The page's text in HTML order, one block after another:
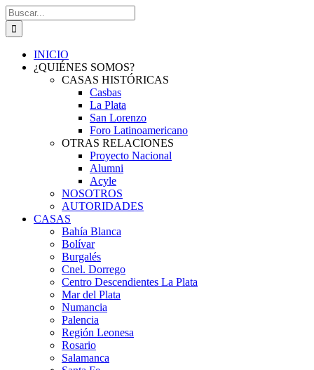
Saltar
al
contenido
Buscar:
INICIO
¿QUIÉNES SOMOS?
CASAS HISTÓRICAS
Casbas
La Plata
San Lorenzo
Foro Latinoamericano
OTRAS RELACIONES
Proyecto Nacional
Alumni
Acyle
NOSOTROS
AUTORIDADES
CASAS
Bahía Blanca
Bolívar
Burgalés
Cnel. Dorrego
Centro Descendientes La Plata
Mar del Plata
Numancia
Palencia
Región Leonesa
Rosario
Salamanca